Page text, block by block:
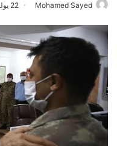
Mohamed Sayed 22 يوليو، 2020